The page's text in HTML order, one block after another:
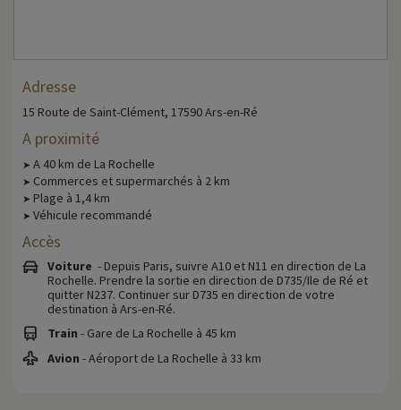
Adresse
15 Route de Saint-Clément, 17590 Ars-en-Ré
A proximité
➤ A 40 km de La Rochelle
➤ Commerces et supermarchés à 2 km
➤ Plage à 1,4 km
➤ Véhicule recommandé
Accès
Voiture - Depuis Paris, suivre A10 et N11 en direction de La
Rochelle. Prendre la sortie en direction de D735/Ile de Ré et
quitter N237. Continuer sur D735 en direction de votre
destination à Ars-en-Ré.
Train - Gare de La Rochelle à 45 km
Avion - Aéroport de La Rochelle à 33 km